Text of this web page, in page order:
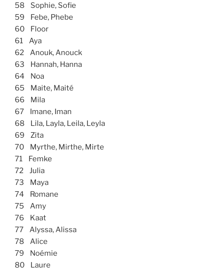
58 Sophie, Sofie
59 Febe, Phebe
60 Floor
61 Aya
62 Anouk, Anouck
63 Hannah, Hanna
64 Noa
65 Maite, Maité
66 Mila
67 Imane, Iman
68 Lila, Layla, Leila, Leyla
69 Zita
70 Myrthe, Mirthe, Mirte
71 Femke
72 Julia
73 Maya
74 Romane
75 Amy
76 Kaat
77 Alyssa, Alissa
78 Alice
79 Noémie
80 Laure